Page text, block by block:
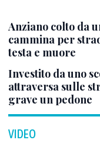
Anziano colto da
cammina per
testa e muore
Investito da uno
attraversa sulle
grave un pedone
VIDEO